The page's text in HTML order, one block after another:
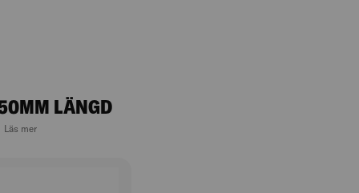
LÄNGD
Läs mer